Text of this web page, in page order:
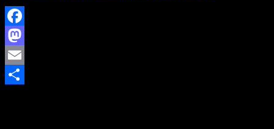
Facebook
Mastodon
Email